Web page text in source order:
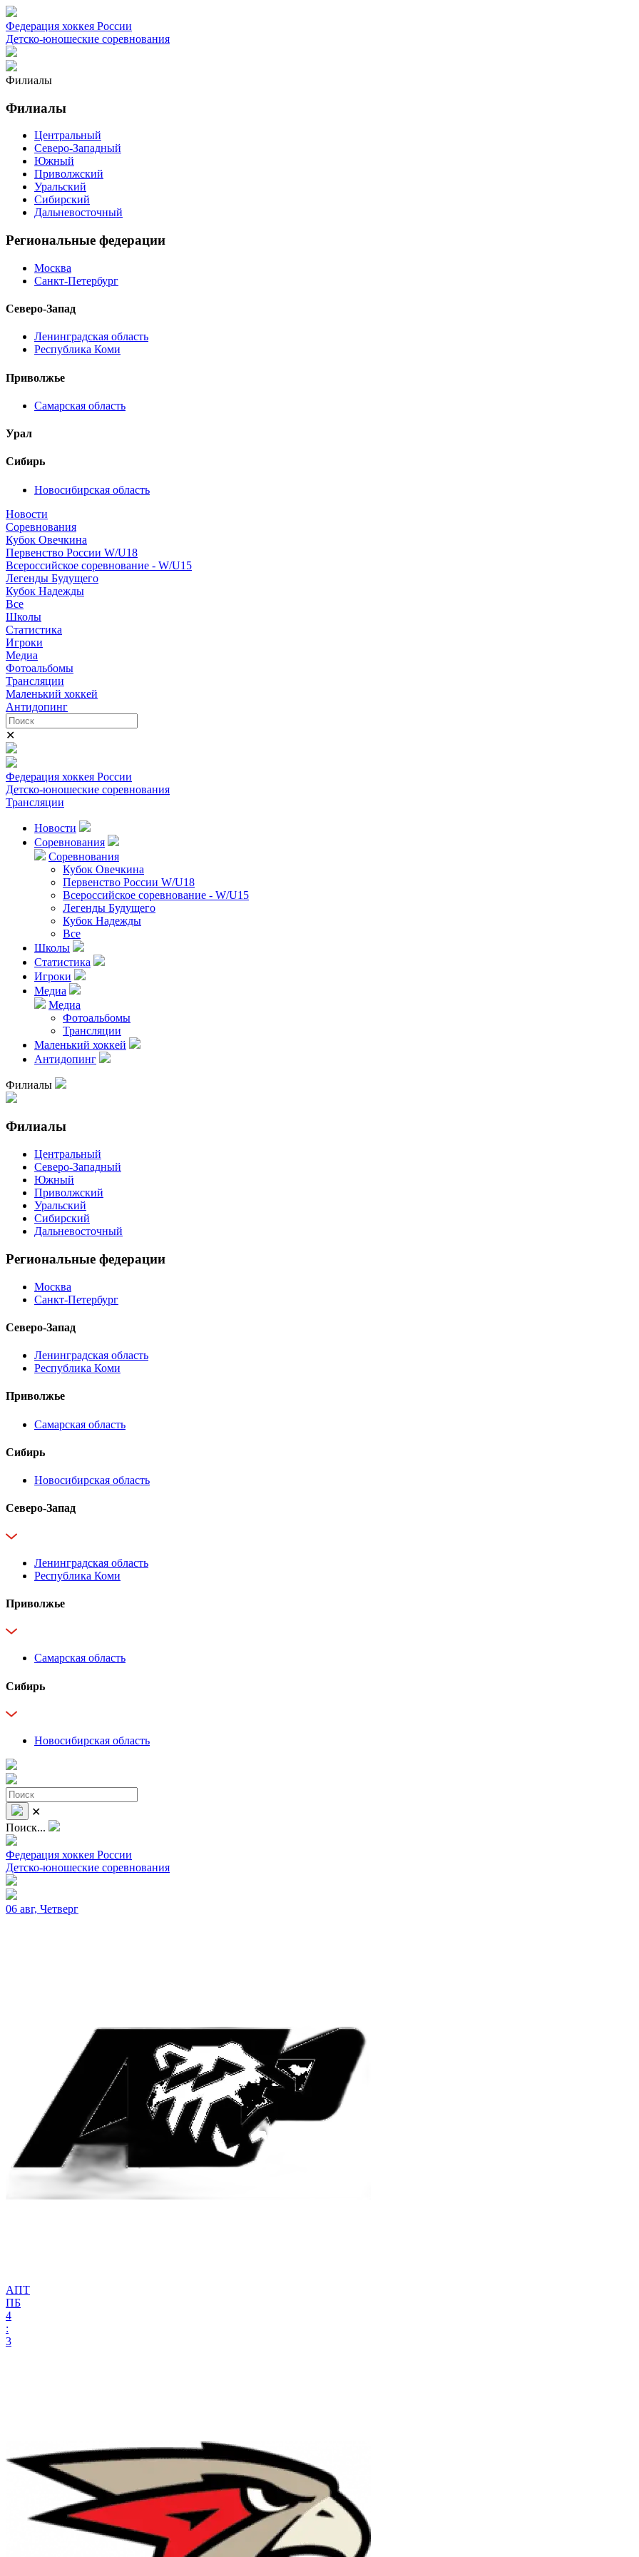
Федерация хоккея России
Детско-юношеские соревнования
Филиалы
Филиалы
Центральный
Северо-Западный
Южный
Приволжский
Уральский
Сибирский
Дальневосточный
Региональные федерации
Москва
Санкт-Петербург
Северо-Запад
Ленинградская область
Республика Коми
Приволжье
Самарская область
Урал
Сибирь
Новосибирская область
Новости
Соревнования
Кубок Овечкина
Первенство России W/U18
Всероссийское соревнование - W/U15
Легенды Будущего
Кубок Надежды
Все
Школы
Статистика
Игроки
Медиа
Фотоальбомы
Трансляции
Маленький хоккей
Антидопинг
✕
Федерация хоккея России
Детско-юношеские соревнования
Трансляции
Новости
Соревнования
Соревнования
Кубок Овечкина
Первенство России W/U18
Всероссийское соревнование - W/U15
Легенды Будущего
Кубок Надежды
Все
Школы
Статистика
Игроки
Медиа
Медиа
Фотоальбомы
Трансляции
Маленький хоккей
Антидопинг
Филиалы
Филиалы
Центральный
Северо-Западный
Южный
Приволжский
Уральский
Сибирский
Дальневосточный
Региональные федерации
Москва
Санкт-Петербург
Северо-Запад
Ленинградская область
Республика Коми
Приволжье
Самарская область
Сибирь
Новосибирская область
Северо-Запад
Ленинградская область
Республика Коми
Приволжье
Самарская область
Сибирь
Новосибирская область
✕
Поиск...
Федерация хоккея России
Детско-юношеские соревнования
06 авг, Четверг
АПТ
ПБ
4
:
3